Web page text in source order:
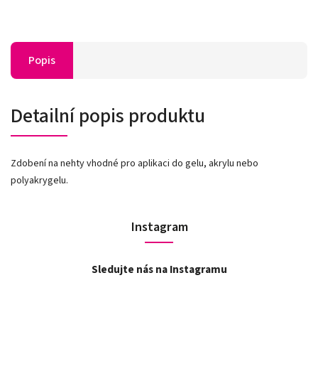
Popis
Detailní popis produktu
Zdobení na nehty vhodné pro aplikaci do gelu, akrylu nebo
polyakrygelu.
Instagram
Sledujte nás na Instagramu